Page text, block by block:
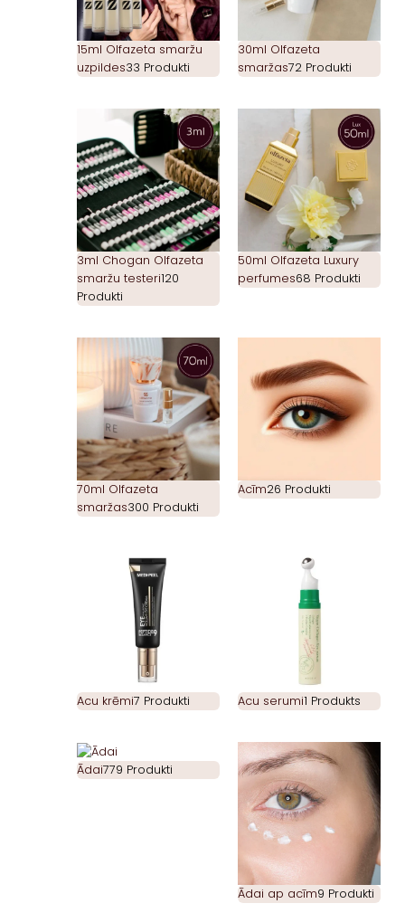
15ml Olfazeta smaržu
uzpildes33 Produkti
30ml Olfazeta
smaržas72 Produkti
3ml Chogan Olfazeta
smaržu testeri120
Produkti
50ml Olfazeta Luxury
perfumes68 Produkti
70ml Olfazeta
smaržas300 Produkti
Acīm26 Produkti
Acu krēmi7 Produkti Acu serumi1 Produkts
Ādai779 Produkti
Ādai ap acīm9 Produkti